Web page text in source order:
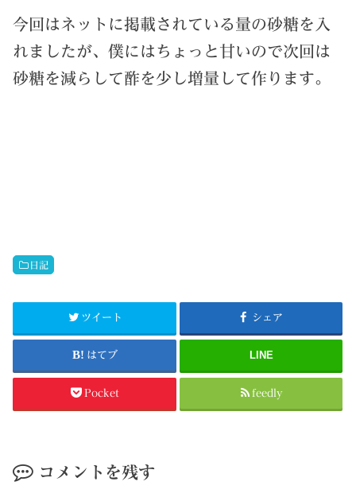
今回はネットに掲載されている量の砂糖を入
れましたが、僕にはちょっと甘いので次回は
砂糖を減らして酢を少し増量して作ります。
日記
ツイート シェア
はてブ LINE
Pocket feedly
コメントを残す